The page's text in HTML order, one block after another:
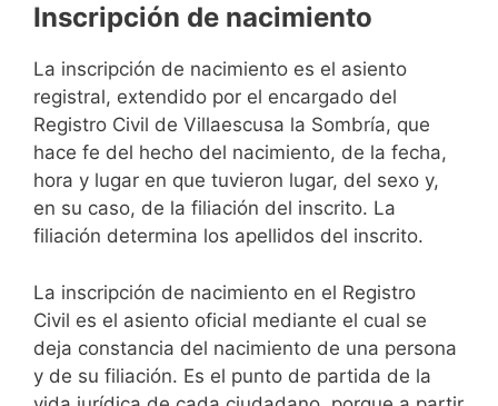
Inscripción de nacimiento
La inscripción de nacimiento es el asiento
registral, extendido por el encargado del
Registro Civil de Villaescusa la Sombría, que
hace fe del hecho del nacimiento, de la fecha,
hora y lugar en que tuvieron lugar, del sexo y,
en su caso, de la filiación del inscrito. La
filiación determina los apellidos del inscrito.
La inscripción de nacimiento en el Registro
Civil es el asiento oficial mediante el cual se
deja constancia del nacimiento de una persona
y de su filiación. Es el punto de partida de la